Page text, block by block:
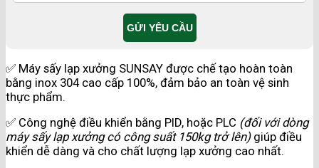
✅ Máy sấy lạp xưởng SUNSAY được chế tạo hoàn toàn
bằng inox 304 cao cấp 100%, đảm bảo an toàn vệ sinh
thực phẩm.
✅ Công nghệ điều khiển bằng PID, hoặc PLC (đối với dòng
máy sấy lạp xưởng có công suất 150kg trở lên)giúp điều
khiển dễ dàng và cho chất lượng lạp xưởng cao nhất.